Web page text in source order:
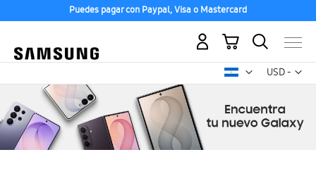
Puedes pagar con Paypal, Visa o Mastercard
USD -
dólar
Mi carrito